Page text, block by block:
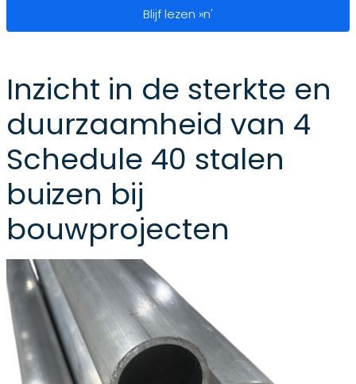
Onderzoek naar de duurzaamheid
Blijf lezen »n'
Inzicht in de sterkte en
duurzaamheid van 4
Schedule 40 stalen
buizen bij
bouwprojecten